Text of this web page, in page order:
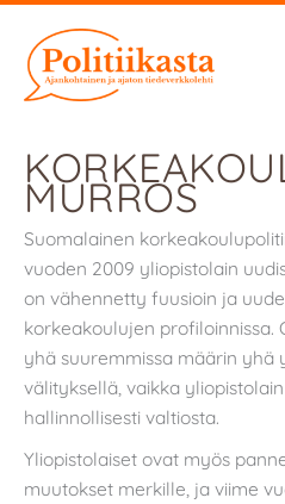
sisältöön
MURROS
Suomalainen
vuoden 2009 yliopistolain
on vähennetty fuusioin ja
korkeakoulujen
yhä suuremmissa määrin
välityksellä, vaikka
hallinnollisesti valtiosta.
Yliopistolaiset ovat myös
muutokset merkille, ja viime